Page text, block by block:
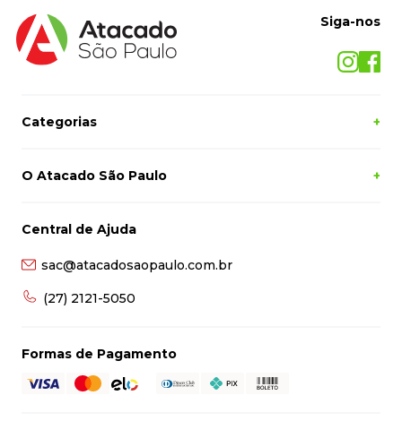
Siga-nos
Categorias +
O Atacado São Paulo +
Central de Ajuda
sac@atacadosaopaulo.com.br
(27) 2121-5050
Formas de Pagamento